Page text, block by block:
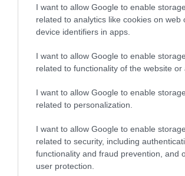
I want to allow Google to enable storage
related to analytics like cookies on web
device identifiers in apps.
I want to allow Google to enable storage
related to functionality of the website or
I want to allow Google to enable storage
related to personalization.
I want to allow Google to enable storage
related to security, including
functionality and fraud prevention, and
user protection.
Rekord: csökkent a jövedelem
száma